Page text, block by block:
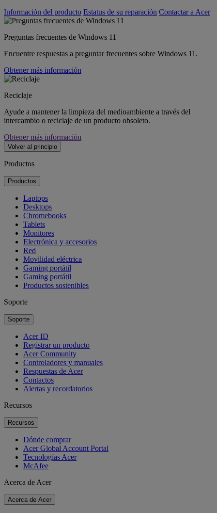
Información del producto Estatus de su reparación Contactar a Acer
Preguntas frecuentes de Windows 11
Encuentre respuestas a preguntar frecuentes sobre Windows 11.
Obtener más información
Reciclaje
Ayude a mantener la limpieza del medioambiente a través del
intercambio o reciclaje de un producto obsoleto.
Obtener más información
Volver al principio
Productos
Productos
Laptops
Desktops
Chromebooks
Tablets
Monitores
Electrónica y accesorios
Red
Movilidad eléctrica
Gaming portátil
Gaming portátil
Productos sostenibles
Soporte
Soporte
Acer ID
Registrar un producto
Acer Community
Controladores y manuales
Respuestas de Acer
Contactos
Alertas y recordatorios
Recursos
Recursos
Dónde comprar
Acer Global Account Portal
Tecnologías Acer
McAfee
Acerca de Acer
Acerca de Acer